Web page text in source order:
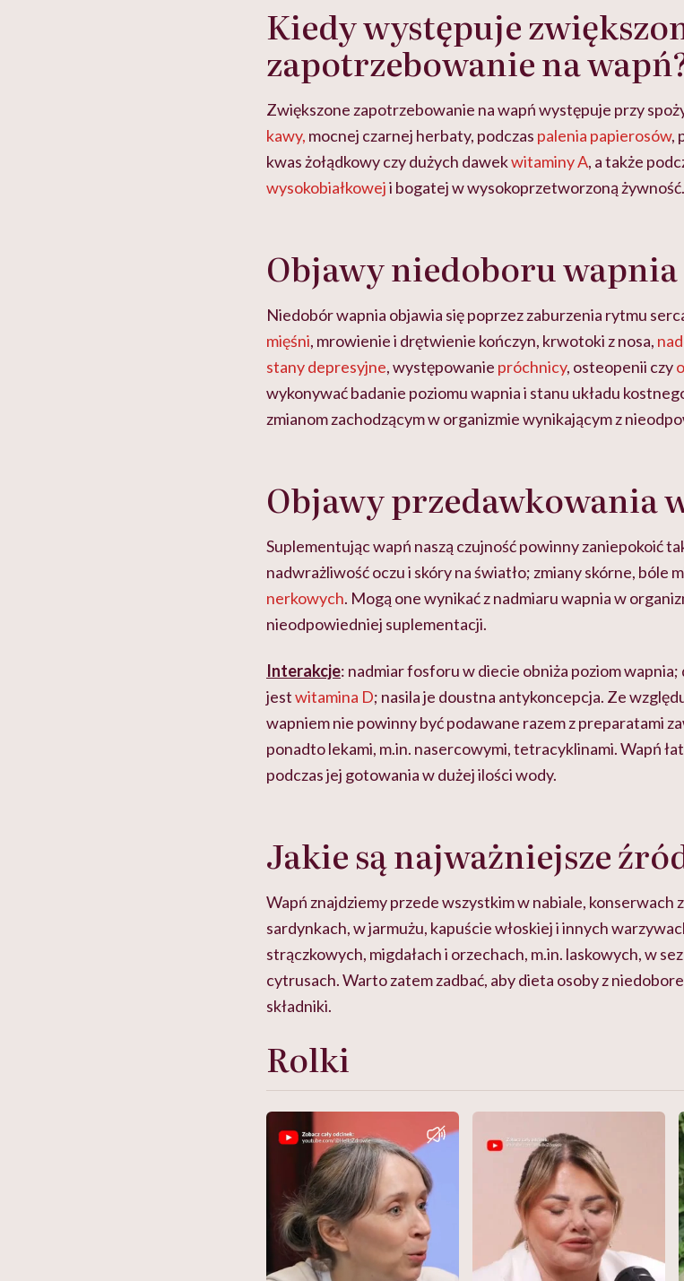
Kiedy występuje
zapotrzebowanie na
Zwiększone zapotrzebowanie na wapń występuje przy
kawy, mocnej czarnej herbaty, podczas palenia papierosów,
kwas żołądkowy czy dużych dawekwitaminy A, a także
wysokobiałkoweji bogatej w wysokoprzetworzoną żywność.
Objawy niedoboru wapnia
Niedobór wapnia objawia się poprzez zaburzenia rytmu
mięśni, mrowienie i drętwienie kończyn, krwotoki z nosa,
stany depresyjne, występowanie próchnicy, osteopenii czy
wykonywać badanie poziomu wapnia i stanu układu
zmianom zachodzącym w organizmie wynikającym z
Objawy przedawkowania
Suplementując wapń naszą czujność powinny zaniepokoić
nadwrażliwość oczu i skóry na światło; zmiany skórne, bóle
nerkowych. Mogą one wynikać z nadmiaru wapnia w
nieodpowiedniej suplementacji.
Interakcje: nadmiar fosforu w diecie obniża poziom wapnia;
jestwitamina D; nasila je doustna antykoncepcja. Ze
wapniem nie powinny być podawane razem z preparatami
ponadto lekami, m.in. nasercowymi, tetracyklinami. Wapń
podczas jej gotowania w dużej ilości wody.
Jakie są najważniejsze
Wapń znajdziemy przede wszystkim w nabiale, konserwach
sardynkach, w jarmużu, kapuście włoskiej i innych
strączkowych, migdałach i orzechach, m.in. laskowych, w
cytrusach. Warto zatem zadbać, aby dieta osoby z
składniki.
Rolki